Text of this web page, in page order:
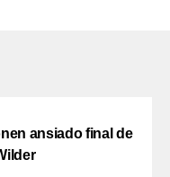
ansiado final de